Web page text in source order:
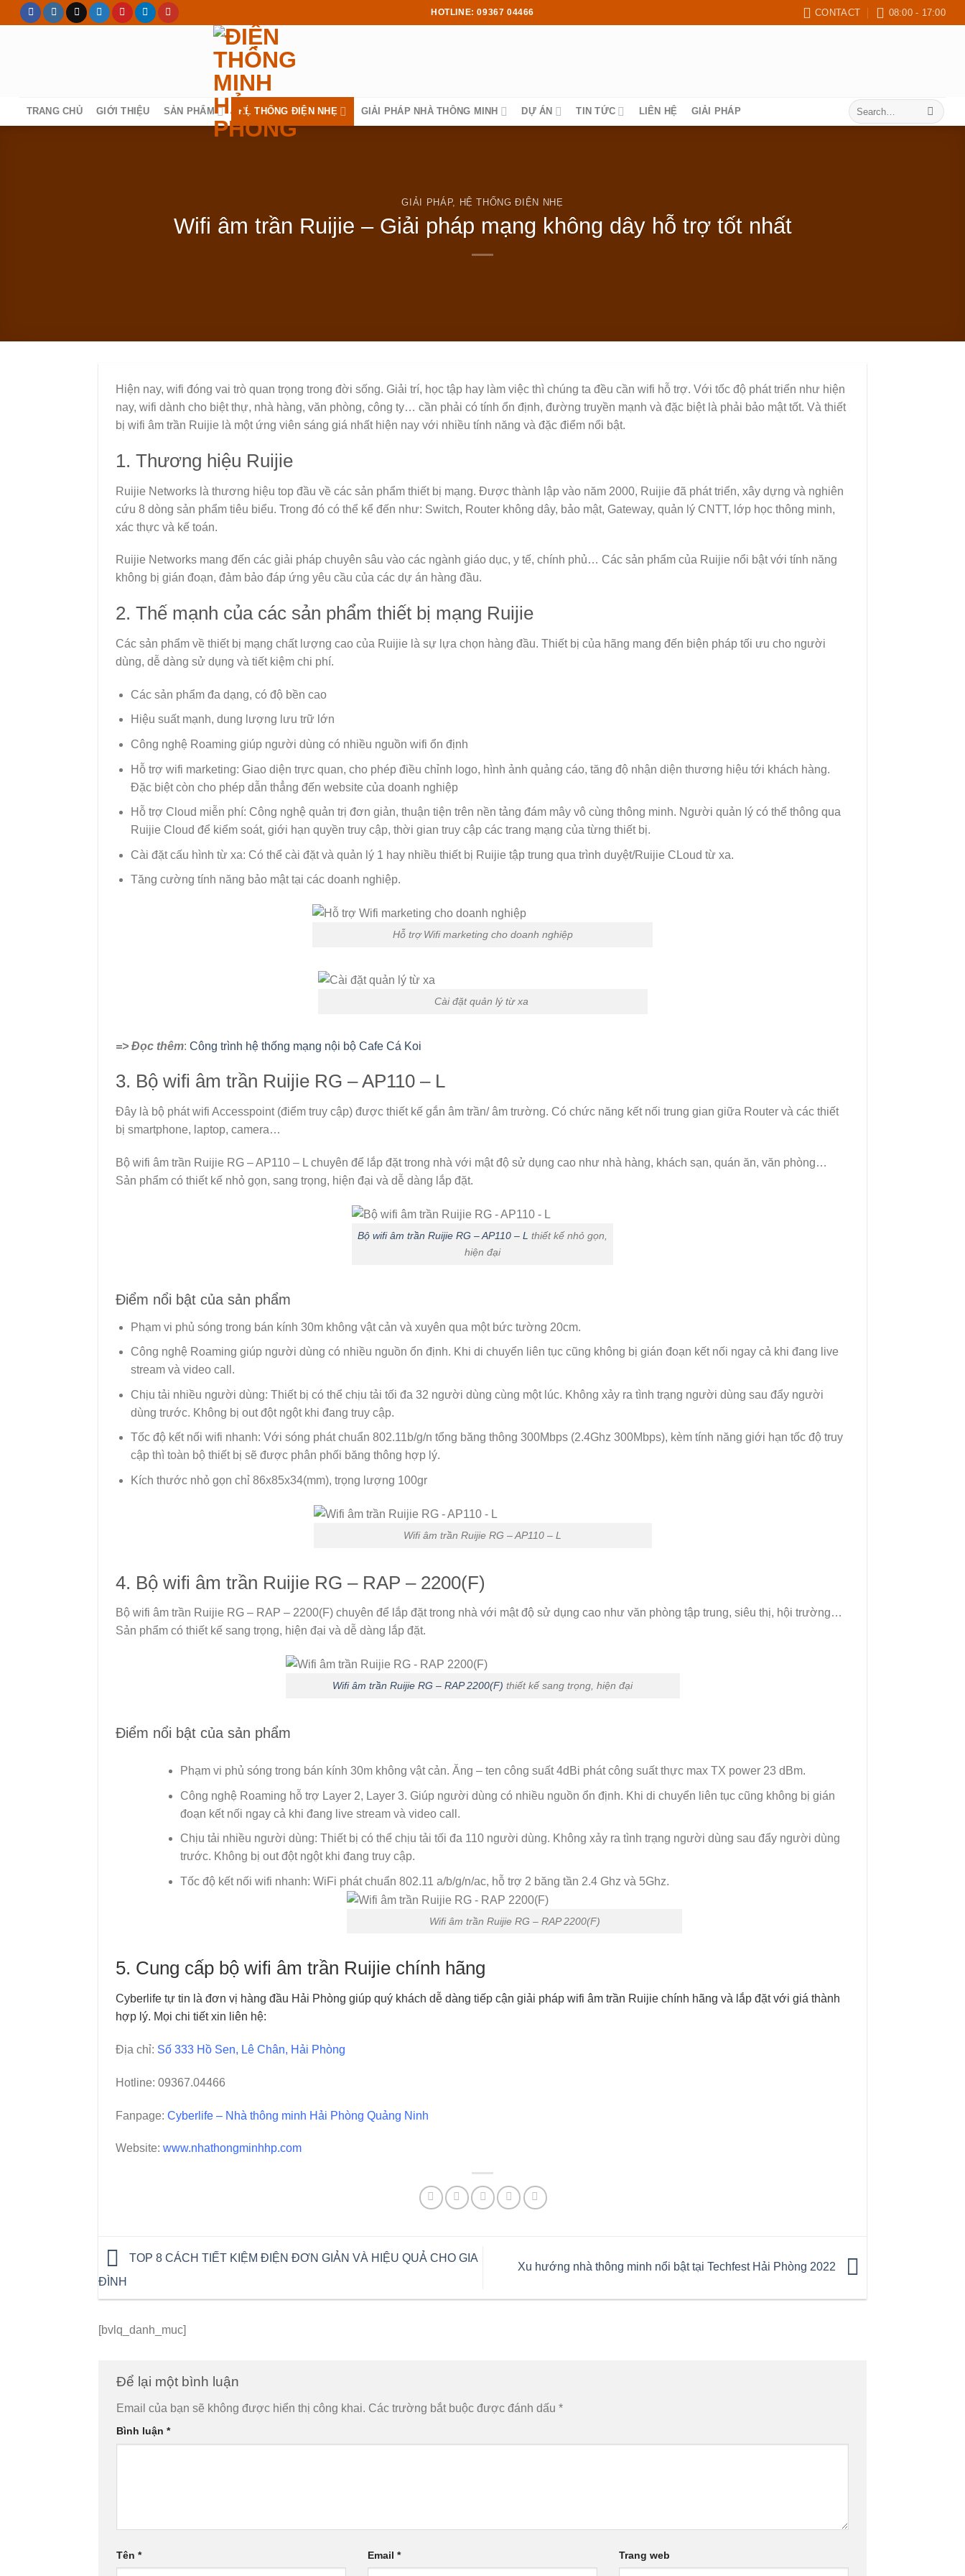
Skip
to
HOTLINE: 09367 04466 CONTACT 08:00 - 17:00
TRANG CHỦ GIỚI THIỆU SẢN PHẨM HỆ THỐNG ĐIỆN NHẸ GIẢI PHÁP NHÀ THÔNG MINH DỰ ÁN TIN TỨC LIÊN HỆ GIẢI PHÁP
Search
for:
GIẢI PHÁP, HỆ THỐNG ĐIỆN NHẸ
Wifi âm trần Ruijie – Giải pháp mạng không dây hỗ trợ tốt nhất
Hiện nay, wifi đóng vai trò quan trọng trong đời sống. Giải trí, học tập hay làm việc thì chúng ta đều cần wifi hỗ trợ. Với tốc độ phát triển như hiện
nay, wifi dành cho biệt thự, nhà hàng, văn phòng, công ty… cần phải có tính ổn định, đường truyền mạnh và đặc biệt là phải bảo mật tốt. Và thiết
bị wifi âm trần Ruijie là một ứng viên sáng giá nhất hiện nay với nhiều tính năng và đặc điểm nổi bật.
1. Thương hiệu Ruijie
Ruijie Networks là thương hiệu top đầu về các sản phẩm thiết bị mạng. Được thành lập vào năm 2000, Ruijie đã phát triển, xây dựng và nghiên
cứu 8 dòng sản phẩm tiêu biểu. Trong đó có thể kể đến như: Switch, Router không dây, bảo mật, Gateway, quản lý CNTT, lớp học thông minh,
xác thực và kế toán.
Ruijie Networks mang đến các giải pháp chuyên sâu vào các ngành giáo dục, y tế, chính phủ… Các sản phẩm của Ruijie nổi bật với tính năng
không bị gián đoạn, đảm bảo đáp ứng yêu cầu của các dự án hàng đầu.
2. Thế mạnh của các sản phẩm thiết bị mạng Ruijie
Các sản phẩm về thiết bị mạng chất lượng cao của Ruijie là sự lựa chọn hàng đầu. Thiết bị của hãng mang đến biện pháp tối ưu cho người
dùng, dễ dàng sử dụng và tiết kiệm chi phí.
Các sản phẩm đa dạng, có độ bền cao
Hiệu suất mạnh, dung lượng lưu trữ lớn
Công nghệ Roaming giúp người dùng có nhiều nguồn wifi ổn định
Hỗ trợ wifi marketing: Giao diện trực quan, cho phép điều chỉnh logo, hình ảnh quảng cáo, tăng độ nhận diện thương hiệu tới khách hàng.
Đặc biệt còn cho phép dẫn thẳng đến website của doanh nghiệp
Hỗ trợ Cloud miễn phí: Công nghệ quản trị đơn giản, thuận tiện trên nền tảng đám mây vô cùng thông minh. Người quản lý có thể thông qua
Ruijie Cloud để kiểm soát, giới hạn quyền truy cập, thời gian truy cập các trang mạng của từng thiết bị.
Cài đặt cấu hình từ xa: Có thể cài đặt và quản lý 1 hay nhiều thiết bị Ruijie tập trung qua trình duyệt/Ruijie CLoud từ xa.
Tăng cường tính năng bảo mật tại các doanh nghiệp.
Hỗ trợ Wifi marketing cho doanh nghiệp
Cài đặt quản lý từ xa
=> Đọc thêm: Công trình hệ thống mạng nội bộ Cafe Cá Koi
3. Bộ wifi âm trần Ruijie RG – AP110 – L
Đây là bộ phát wifi Accesspoint (điểm truy cập) được thiết kế gắn âm trần/ âm trường. Có chức năng kết nối trung gian giữa Router và các thiết
bị smartphone, laptop, camera…
Bộ wifi âm trần Ruijie RG – AP110 – L chuyên để lắp đặt trong nhà với mật độ sử dụng cao như nhà hàng, khách sạn, quán ăn, văn phòng…
Sản phẩm có thiết kế nhỏ gọn, sang trọng, hiện đại và dễ dàng lắp đặt.
Bộ wifi âm trần Ruijie RG – AP110 – L thiết kế nhỏ gọn,
hiện đại
Điểm nổi bật của sản phẩm
Phạm vi phủ sóng trong bán kính 30m không vật cản và xuyên qua một bức tường 20cm.
Công nghệ Roaming giúp người dùng có nhiều nguồn ổn định. Khi di chuyển liên tục cũng không bị gián đoạn kết nối ngay cả khi đang live
stream và video call.
Chịu tải nhiều người dùng: Thiết bị có thể chịu tải tối đa 32 người dùng cùng một lúc. Không xảy ra tình trạng người dùng sau đẩy người
dùng trước. Không bị out đột ngột khi đang truy cập.
Tốc độ kết nối wifi nhanh: Với sóng phát chuẩn 802.11b/g/n tổng băng thông 300Mbps (2.4Ghz 300Mbps), kèm tính năng giới hạn tốc độ truy
cập thì toàn bộ thiết bị sẽ được phân phối băng thông hợp lý.
Kích thước nhỏ gọn chỉ 86x85x34(mm), trọng lượng 100gr
Wifi âm trần Ruijie RG – AP110 – L
4. Bộ wifi âm trần Ruijie RG – RAP – 2200(F)
Bộ wifi âm trần Ruijie RG – RAP – 2200(F) chuyên để lắp đặt trong nhà với mật độ sử dụng cao như văn phòng tập trung, siêu thị, hội trường…
Sản phẩm có thiết kế sang trọng, hiện đại và dễ dàng lắp đặt.
Wifi âm trần Ruijie RG – RAP 2200(F) thiết kế sang trọng, hiện đại
Điểm nổi bật của sản phẩm
Phạm vi phủ sóng trong bán kính 30m không vật cản. Ăng – ten công suất 4dBi phát công suất thực max TX power 23 dBm.
Công nghệ Roaming hỗ trợ Layer 2, Layer 3. Giúp người dùng có nhiều nguồn ổn định. Khi di chuyển liên tục cũng không bị gián
đoạn kết nối ngay cả khi đang live stream và video call.
Chịu tải nhiều người dùng: Thiết bị có thể chịu tải tối đa 110 người dùng. Không xảy ra tình trạng người dùng sau đẩy người dùng
trước. Không bị out đột ngột khi đang truy cập.
Tốc độ kết nối wifi nhanh: WiFi phát chuẩn 802.11 a/b/g/n/ac, hỗ trợ 2 băng tần 2.4 Ghz và 5Ghz.
Wifi âm trần Ruijie RG – RAP 2200(F)
5. Cung cấp bộ wifi âm trần Ruijie chính hãng
Cyberlife tự tin là đơn vị hàng đầu Hải Phòng giúp quý khách dễ dàng tiếp cận giải pháp wifi âm trần Ruijie chính hãng và lắp đặt với giá thành
hợp lý. Mọi chi tiết xin liên hệ:
Địa chỉ: Số 333 Hồ Sen, Lê Chân, Hải Phòng
Hotline: 09367.04466
Fanpage: Cyberlife – Nhà thông minh Hải Phòng Quảng Ninh
Website: www.nhathongminhhp.com
TOP 8 CÁCH TIẾT KIỆM ĐIỆN ĐƠN GIẢN VÀ HIỆU QUẢ CHO GIA
ĐÌNH
Xu hướng nhà thông minh nổi bật tại Techfest Hải Phòng 2022
[bvlq_danh_muc]
Để lại một bình luận
Email của bạn sẽ không được hiển thị công khai. Các trường bắt buộc được đánh dấu *
Bình luận *
Tên * Email * Trang web